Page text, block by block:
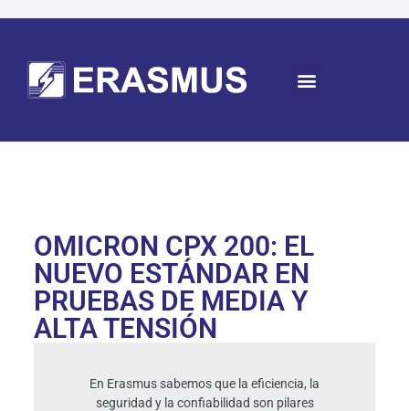
OMICRON CPX 200: EL
NUEVO ESTÁNDAR EN
PRUEBAS DE MEDIA Y
ALTA TENSIÓN
En Erasmus sabemos que la eficiencia, la
seguridad y la confiabilidad son pilares